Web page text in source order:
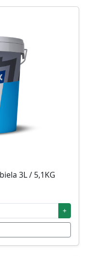
3L / 5,1KG
+